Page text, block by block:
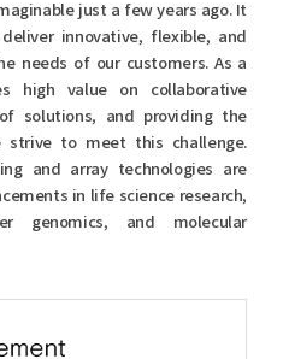
just a few years ago. It
innovative, flexible, and
needs of our customers. As a
high value on collaborative
solutions, and providing the
to meet this challenge.
and array technologies are
in life science research,
genomics, and molecular